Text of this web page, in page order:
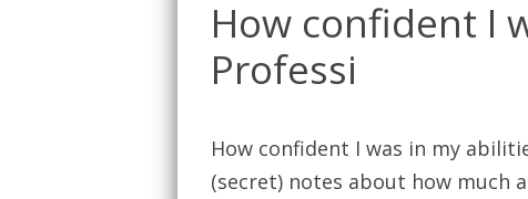
How confident I
Professi
How confident I was in my
(secret) notes about how much